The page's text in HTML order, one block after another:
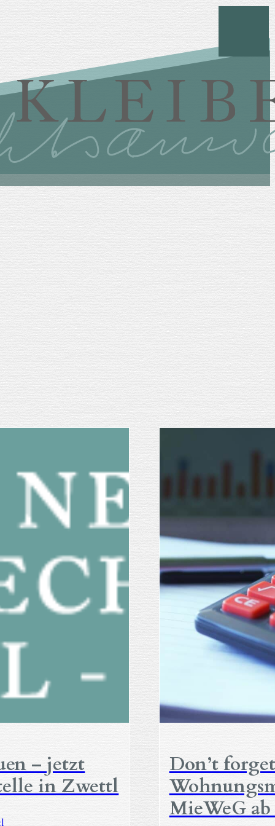
– jetzt
in Zwettl
Don’t
MieWeG